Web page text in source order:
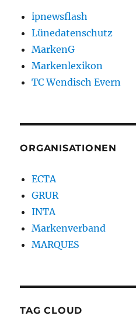
ipnewsflash
Lünedatenschutz
MarkenG
Markenlexikon
TC Wendisch Evern
ORGANISATIONEN
ECTA
GRUR
INTA
Markenverband
MARQUES
TAG CLOUD